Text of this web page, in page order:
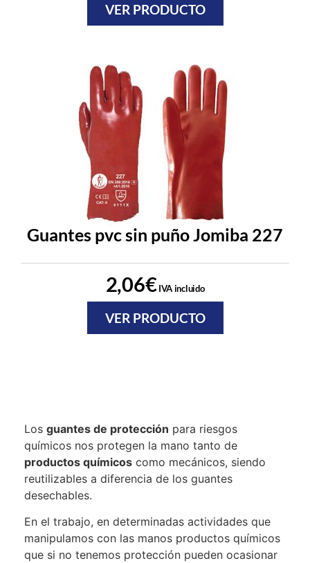
VER PRODUCTO
Guantes pvc sin puño Jomiba 227
2,06€IVA incluido
VER PRODUCTO
Los guantes de protección para riesgos
químicos nos protegen la mano tanto de
productos químicos como mecánicos, siendo
reutilizables a diferencia de los guantes
desechables.
En el trabajo, en determinadas actividades que
manipulamos con las manos productos químicos
que si no tenemos protección pueden ocasionar